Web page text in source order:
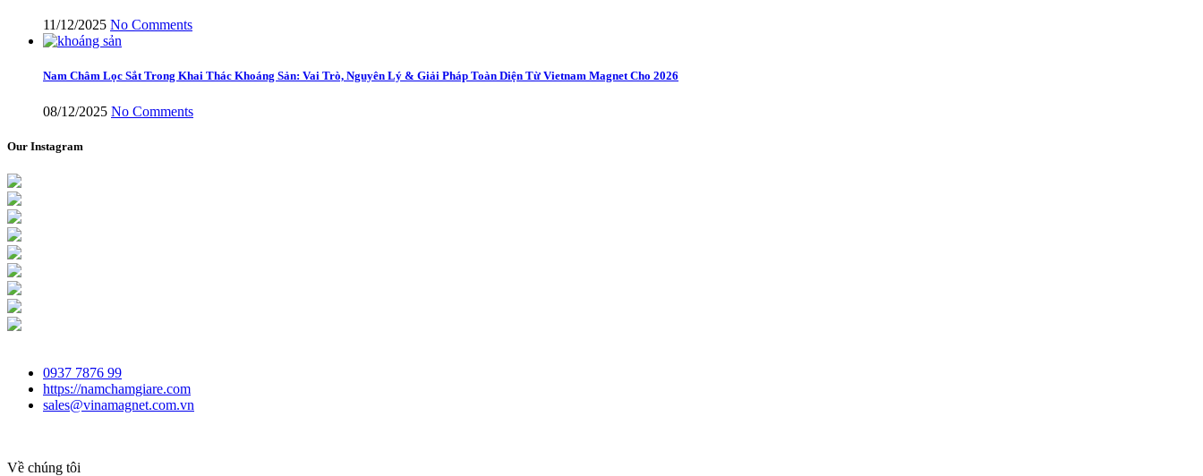
11/12/2025 No Comments
Nam Châm Lọc Sắt Trong Khai Thác Khoáng Sản: Vai Trò, Nguyên Lý & Giải Pháp Toàn Diện Từ Vietnam Magnet Cho 2026
08/12/2025 No Comments
Our Instagram
0937 7876 99
https://namchamgiare.com
sales@vinamagnet.com.vn
Về chúng tôi